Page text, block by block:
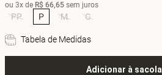
ou 3x de R$ 66,65 sem juros
PP P M G
Tabela de Medidas
Adicionar à sacola